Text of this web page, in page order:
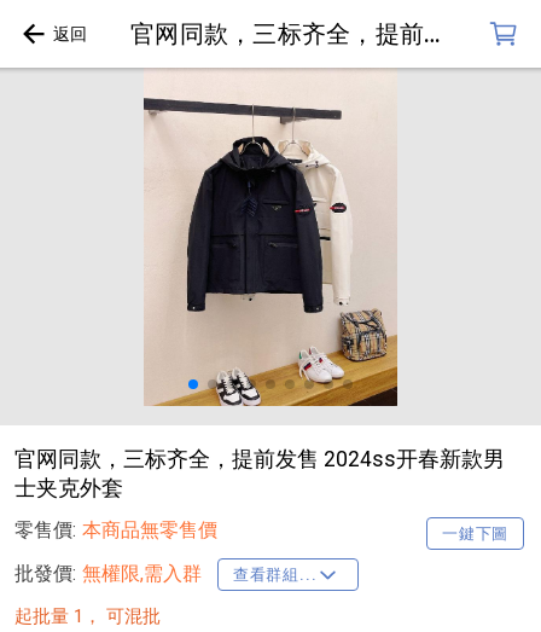
官网同款，三标齐全，提前发售 2024ss开春新款男士夹克外套
官网同款，三标齐全，提前发售 2024ss开春新款男
士夹克外套
零售價: 一鍵下圖
本商品無零售價
批發價: 無權限,需入群 查看群組...
起批量 1， 可混批